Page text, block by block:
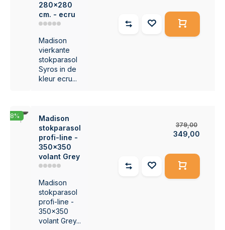
280x280
cm. - ecru
Madison
vierkante
stokparasol
Syros in de
kleur ecru...
-8%
Madison
stokparasol
profi-line -
350x350
volant Grey
Madison
stokparasol
profi-line -
350x350
volant Grey...
379,00
349,00